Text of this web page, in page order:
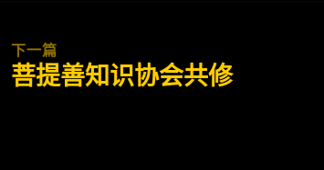
下一篇
下
菩提善知识协会共修